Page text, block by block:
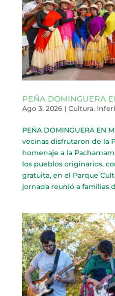
PEÑA DOMINGUERA
Ago 3, 2026| Cultura,
PEÑA DOMINGUERA EN
vecinas disfrutaron de la
homenaje a la
los pueblos originarios,
gratuita, en el Parque
jornada reunió a familias